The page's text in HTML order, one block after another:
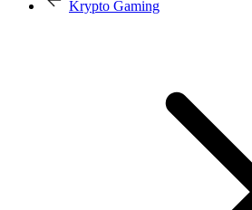
Krypto Gaming